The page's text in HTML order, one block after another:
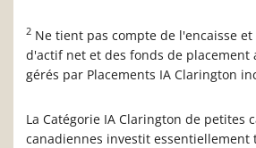
2 Ne tient pas compte de l'encaisse
d'actif net et des fonds de placement
gérés par Placements IA Clarington
La Catégorie IA Clarington de petites
canadiennes investit essentiellement